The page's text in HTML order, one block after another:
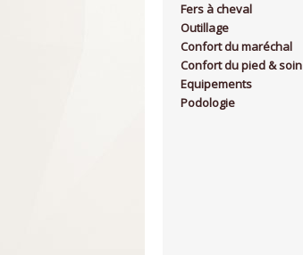
Fers à cheval
Outillage
Confort du maréchal
Confort du pied & soin
Equipements
Podologie